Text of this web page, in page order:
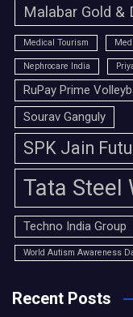
Malabar Gold &
Medical Tourism
Nephrocare India
RuPay Prime
Sourav Ganguly
SPK Jain
Tata Steel
Techno India Group
World Autism Awareness
Recent Posts